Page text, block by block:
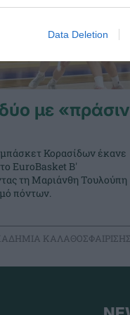
Data Deletion
με
Κορασίδων έκανε
EuroBasket Β'
τη Μαριάνθη Τουλούπη
πόντων.
ΚΑΛΑΘΟΣΦΑΙΡΙΣΗΣ